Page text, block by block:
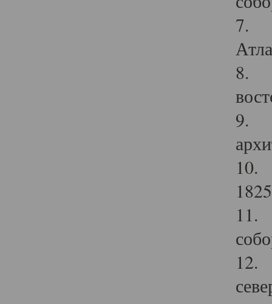
7.
8.
9.
10.
11.
12.